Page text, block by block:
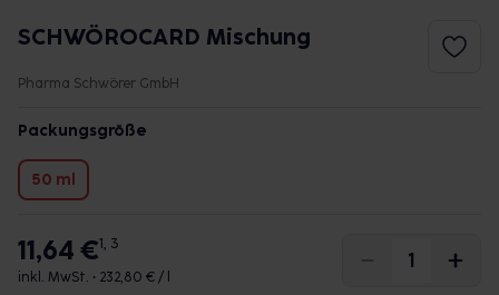
SCHWÖROCARD Mischung
Pharma Schwörer GmbH
Packungsgröße
50 ml
11,64 €1, 3
inkl. MwSt. • 232,80 € / l